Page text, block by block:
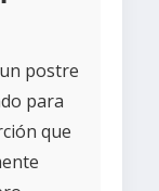
postre
para
que